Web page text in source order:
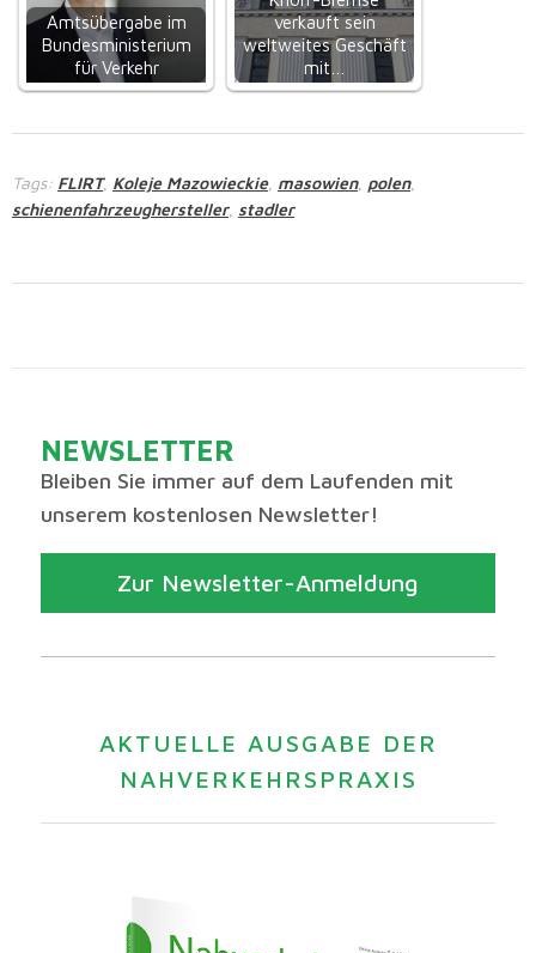
Amtsübergabe im
Bundesministerium
für Verkehr
verkauft sein
weltweites Geschäft
mit…
Tags: FLIRT, Koleje Mazowieckie, masowien, polen,
schienenfahrzeughersteller, stadler
NEWSLETTER
Bleiben Sie immer auf dem Laufenden mit
unserem kostenlosen Newsletter!
Zur Newsletter-Anmeldung
AKTUELLE AUSGABE DER
NAHVERKEHRSPRAXIS